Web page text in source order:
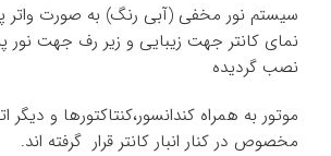
سیستم نور مخفی (آبی رنگ) به صورت
نمای کانتر جهت زیبایی و زیر رف جهت نور
نصب گردیده
موتور به همراه کندانسور،کنتاکتورها و دیگر
مخصوص در کنار انبار کانتر قرار گرفته اند.